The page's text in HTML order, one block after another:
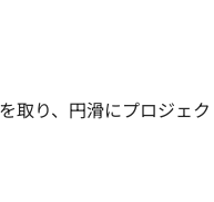
取り、円滑にプロジェ